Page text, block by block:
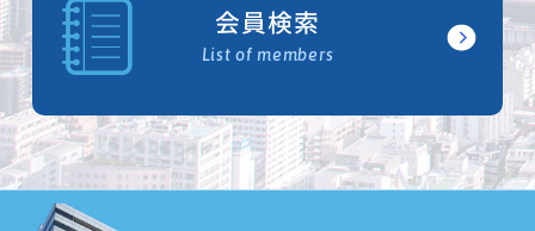
会員検索
List of members